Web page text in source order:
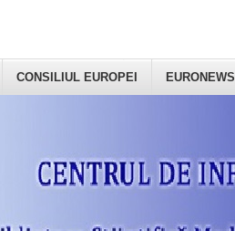
CONSILIUL EUROPEI EURONEWS